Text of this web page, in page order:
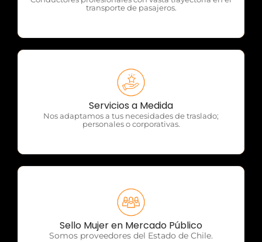
transporte de pasajeros.
Servicios a Medida
Nos adaptamos a tus necesidades de traslado;
personales o corporativas.
OTP Servicios
Sello Mujer en Mercado Público
Somos proveedores del Estado de Chile.
OTP Servicios